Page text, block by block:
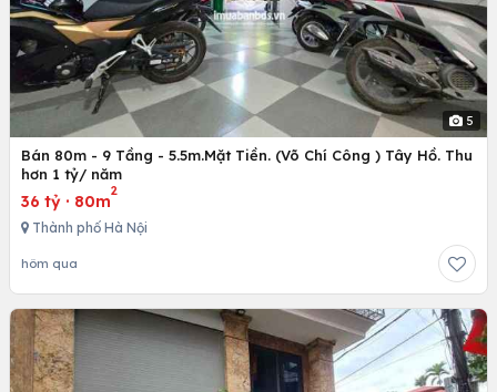
5
Bán 80m - 9 Tầng - 5.5m.Mặt Tiền. (Võ Chí Công ) Tây Hồ. Thu
hơn 1 tỷ/ năm
36 tỷ · 80m
2
Thành phố Hà Nội
hôm qua